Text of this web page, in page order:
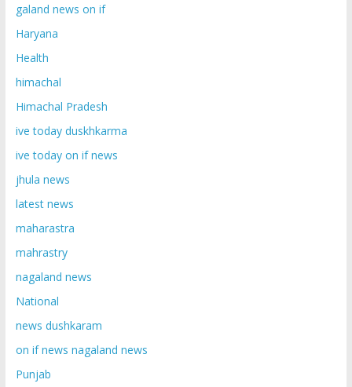
galand news on if
Haryana
Health
himachal
Himachal Pradesh
ive today duskhkarma
ive today on if news
jhula news
latest news
maharastra
mahrastry
nagaland news
National
news dushkaram
on if news nagaland news
Punjab